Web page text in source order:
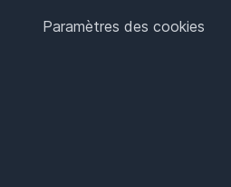
Paramètres des cookies